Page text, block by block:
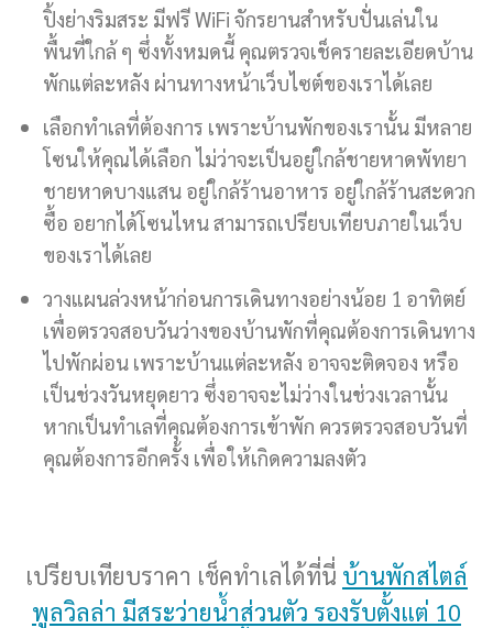
ปิ้งย่างริมสระ มีฟรี WiFi จักรยานสำหรับปั่นเล่นใน
พื้นที่ใกล้ ๆ ซึ่งทั้งหมดนี้ คุณตรวจเช็ครายละเอียดบ้าน
พักแต่ละหลัง ผ่านทางหน้าเว็บไซต์ของเราได้เลย
เลือกทำเลที่ต้องการ เพราะบ้านพักของเรานั้น มีหลาย
โซนให้คุณได้เลือก ไม่ว่าจะเป็นอยู่ใกล้ชายหาดพัทยา
ชายหาดบางแสน อยู่ใกล้ร้านอาหาร อยู่ใกล้ร้านสะดวก
ซื้อ อยากได้โซนไหน สามารถเปรียบเทียบภายในเว็บ
ของเราได้เลย
วางแผนล่วงหน้าก่อนการเดินทางอย่างน้อย 1 อาทิตย์
เพื่อตรวจสอบวันว่างของบ้านพักที่คุณต้องการเดินทาง
ไปพักผ่อน เพราะบ้านแต่ละหลัง อาจจะติดจอง หรือ
เป็นช่วงวันหยุดยาว ซึ่งอาจจะไม่ว่างในช่วงเวลานั้น
หากเป็นทำเลที่คุณต้องการเข้าพัก ควรตรวจสอบวันที่
คุณต้องการอีกครั้ง เพื่อให้เกิดความลงตัว
เปรียบเทียบราคา เช็คทำเลได้ที่นี่ บ้านพักสไตล์
พูลวิลล่า มีสระว่ายน้ำส่วนตัว รองรับตั้งแต่ 10